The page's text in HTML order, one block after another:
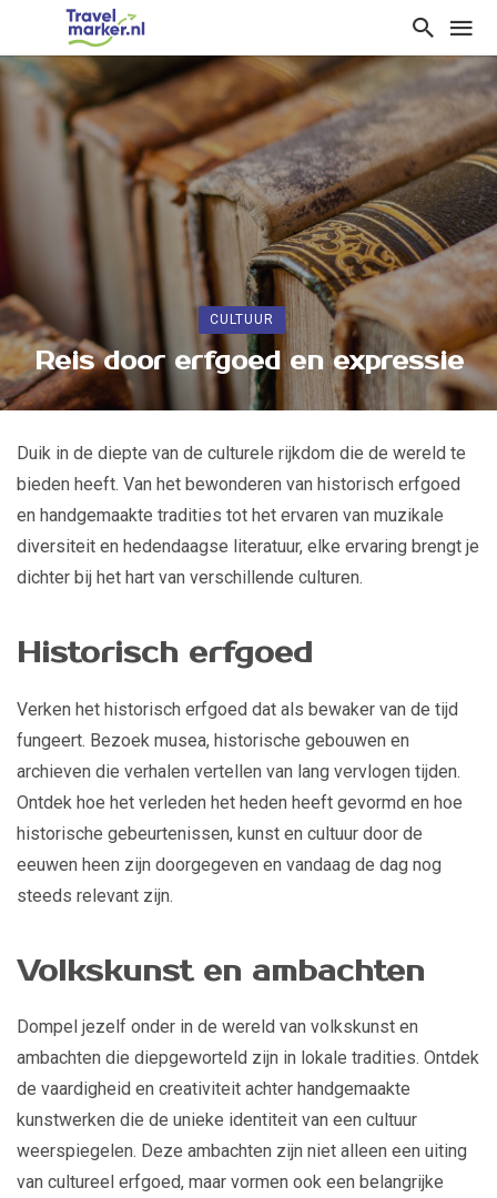
CULTUUR
Reis door erfgoed en expressie
Duik in de diepte van de culturele rijkdom die de wereld te
bieden heeft. Van het bewonderen van historisch erfgoed
en handgemaakte tradities tot het ervaren van muzikale
diversiteit en hedendaagse literatuur, elke ervaring brengt je
dichter bij het hart van verschillende culturen.
Historisch erfgoed
Verken het historisch erfgoed dat als bewaker van de tijd
fungeert. Bezoek musea, historische gebouwen en
archieven die verhalen vertellen van lang vervlogen tijden.
Ontdek hoe het verleden het heden heeft gevormd en hoe
historische gebeurtenissen, kunst en cultuur door de
eeuwen heen zijn doorgegeven en vandaag de dag nog
steeds relevant zijn.
Volkskunst en ambachten
Dompel jezelf onder in de wereld van volkskunst en
ambachten die diepgeworteld zijn in lokale tradities. Ontdek
de vaardigheid en creativiteit achter handgemaakte
kunstwerken die de unieke identiteit van een cultuur
weerspiegelen. Deze ambachten zijn niet alleen een uiting
van cultureel erfgoed, maar vormen ook een belangrijke